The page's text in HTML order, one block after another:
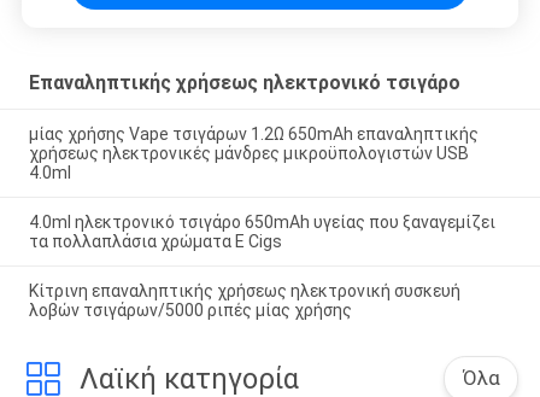
Επαναληπτικής χρήσεως ηλεκτρονικό τσιγάρο
μίας χρήσης Vape τσιγάρων 1.2Ω 650mAh επαναληπτικής
χρήσεως ηλεκτρονικές μάνδρες μικροϋπολογιστών USB
4.0ml
4.0ml ηλεκτρονικό τσιγάρο 650mAh υγείας που ξαναγεμίζει
τα πολλαπλάσια χρώματα Ε Cigs
Κίτρινη επαναληπτικής χρήσεως ηλεκτρονική συσκευή
λοβών τσιγάρων/5000 ριπές μίας χρήσης
Λαϊκή κατηγορία Όλα